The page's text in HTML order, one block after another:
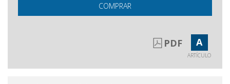
La pittrice che ispirò Caravaggio Obtener artículo
comunicazione e media
Obtener artículo
COMPRAR
PDF A
ARTÍCULO